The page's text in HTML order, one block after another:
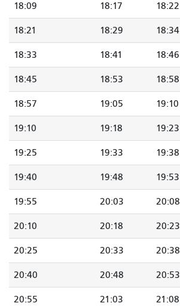
18:09 18:17 18:22
18:21 18:29 18:34
18:33 18:41 18:46
18:45 18:53 18:58
18:57 19:05 19:10
19:10 19:18 19:23
19:25 19:33 19:38
19:40 19:48 19:53
19:55 20:03 20:08
20:10 20:18 20:23
20:25 20:33 20:38
20:40 20:48 20:53
20:55 21:03 21:08